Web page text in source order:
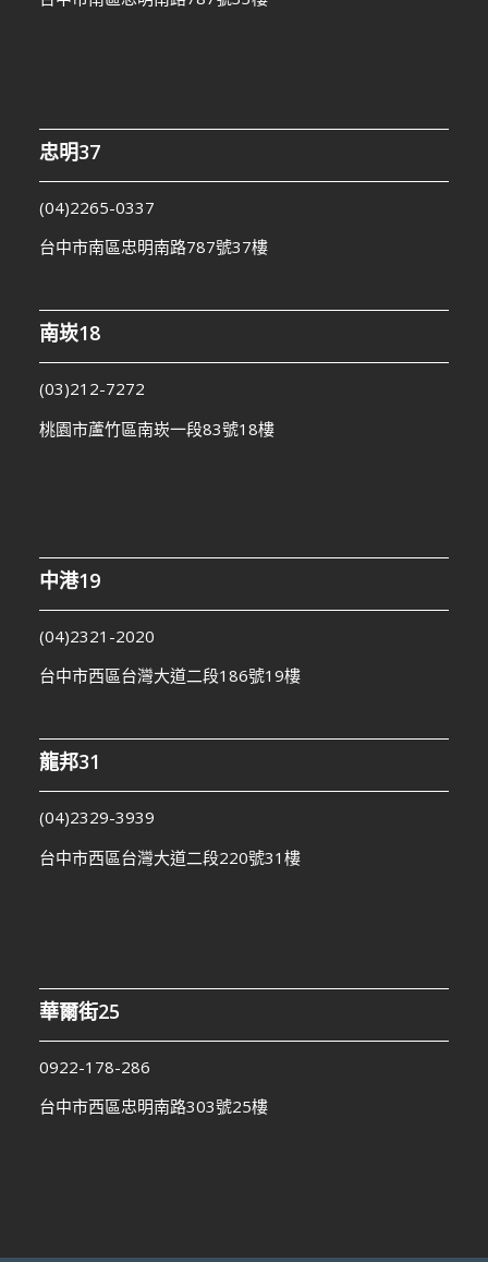
忠明37
(04)2265-0337
台中市南區忠明南路787號37樓
南崁18
(03)212-7272
桃園市蘆竹區南崁一段83號18樓
中港19
(04)2321-2020
台中市西區台灣大道二段186號19樓
龍邦31
(04)2329-3939
台中市西區台灣大道二段220號31樓
華爾街25
0922-178-286
台中市西區忠明南路303號25樓